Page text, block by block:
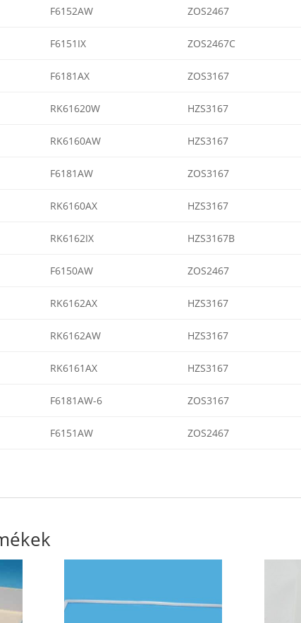
F6152AW ZOS2467
F6151IX ZOS2467C
F6181AX ZOS3167
RK61620W HZS3167
RK6160AW HZS3167
F6181AW ZOS3167
RK6160AX HZS3167
RK6162IX HZS3167B
F6150AW ZOS2467
RK6162AX HZS3167
RK6162AW HZS3167
RK6161AX HZS3167
F6181AW-6 ZOS3167
F6151AW ZOS2467